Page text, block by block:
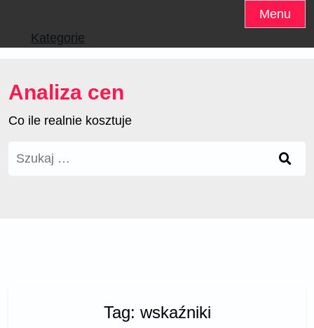
content
Menu
Kategorie
Analiza cen
Co ile realnie kosztuje
Szukaj:
Tag: wskaźniki